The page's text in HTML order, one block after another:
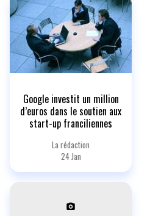
Google investit un million
d’euros dans le soutien aux
start-up franciliennes
La rédaction
24 Jan